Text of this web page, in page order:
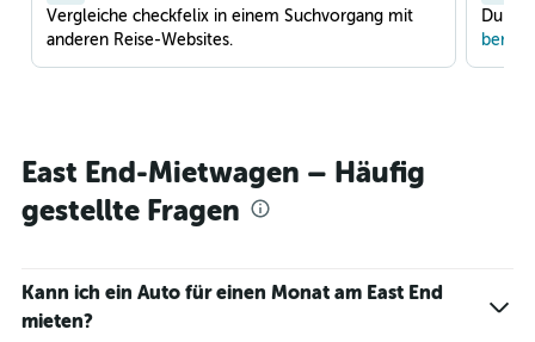
Vergleiche checkfelix in einem Suchvorgang mit
anderen Reise-Websites.
Du
East End-Mietwagen – Häufig
gestellte Fragen
Kann ich ein Auto für einen Monat am East End
mieten?